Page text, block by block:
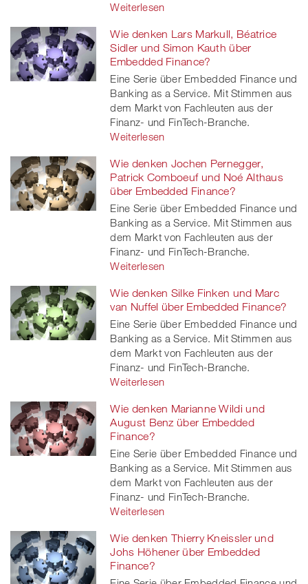
Weiterlesen
Wie denken Lars Markull, Béatrice
Sidler und Simon Kauth über
Embedded Finance?
Eine Serie über Embedded Finance und
Banking as a Service. Mit Stimmen aus
dem Markt von Fachleuten aus der
Finanz- und FinTech-Branche.
Weiterlesen
Wie denken Jochen Pernegger,
Patrick Comboeuf und Noé Althaus
über Embedded Finance?
Eine Serie über Embedded Finance und
Banking as a Service. Mit Stimmen aus
dem Markt von Fachleuten aus der
Finanz- und FinTech-Branche.
Weiterlesen
Wie denken Silke Finken und Marc
van Nuffel über Embedded Finance?
Eine Serie über Embedded Finance und
Banking as a Service. Mit Stimmen aus
dem Markt von Fachleuten aus der
Finanz- und FinTech-Branche.
Weiterlesen
Wie denken Marianne Wildi und
August Benz über Embedded
Finance?
Eine Serie über Embedded Finance und
Banking as a Service. Mit Stimmen aus
dem Markt von Fachleuten aus der
Finanz- und FinTech-Branche.
Weiterlesen
Wie denken Thierry Kneissler und
Johs Höhener über Embedded
Finance?